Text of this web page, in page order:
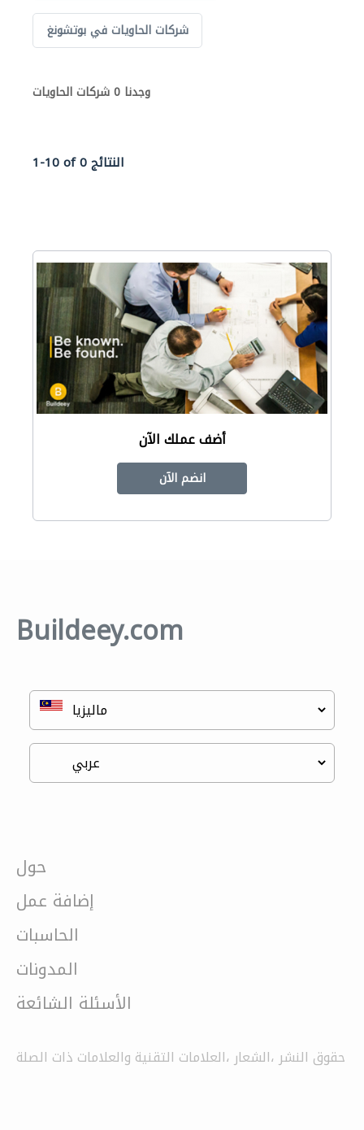
شركات الحاويات في بوتشونغ
وجدنا 0 شركات الحاويات
1-10 of 0 النتائج
أضف عملك الآن
انضم الآن
Buildeey.com
حول
إضافة عمل
الحاسبات
المدونات
الأسئلة الشائعة
حقوق النشر ،الشعار ،العلامات التقنية والعلامات ذات الصلة